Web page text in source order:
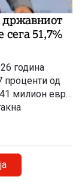
државниот
сега 51,7%
година
проценти од
милион евра
на